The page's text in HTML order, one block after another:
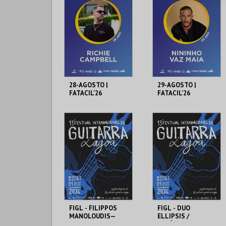
EXPOSIÇÕES
MAIS INFO
COMPRAR
EXPOSIÇÕES
MAIS INFO
COMPRAR
28-AGOSTO |
FATACIL'26
PARQ. FEIRAS E
EXPOSIÇÕES
MAIS INFO
COMPRAR
29-AGOSTO |
FATACIL'26
PARQ. FEIRAS E
EXPOSIÇÕES
MAIS INFO
COMPRAR
FIGL - FILIPPOS
MANOLOUDIS—
FIGL - DUO
ELLIPSIS /